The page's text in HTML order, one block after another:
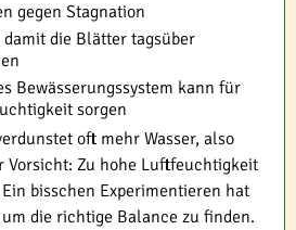
gegen Stagnation
die Blätter tagsüber
Bewässerungssystem kann für
sorgen
oft mehr Wasser, also
Vorsicht: Zu hohe Luftfeuchtigkeit
bisschen Experimentieren hat
die richtige Balance zu finden.